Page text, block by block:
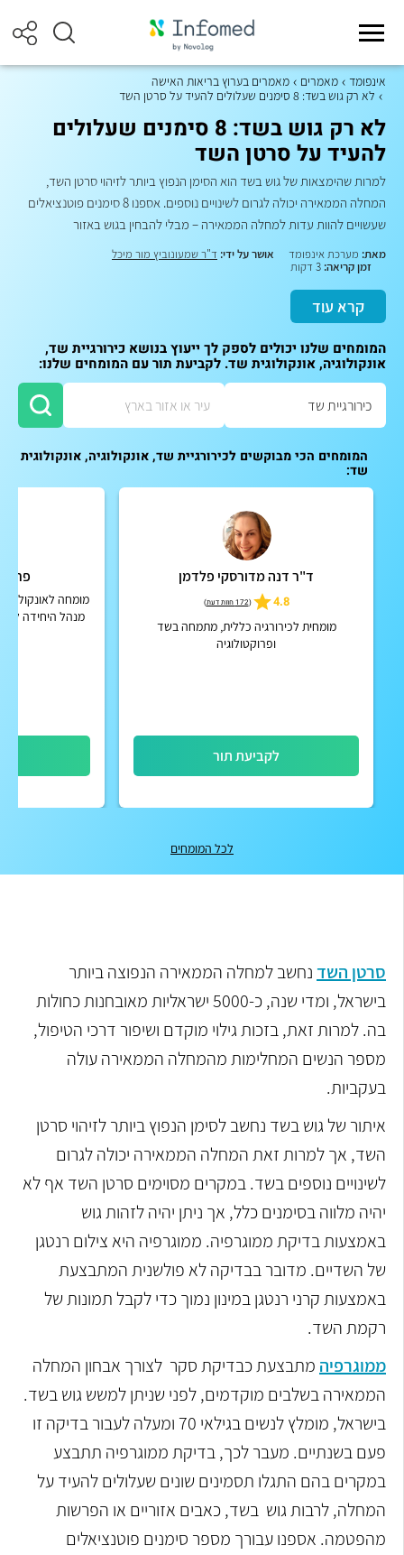
אינפומד מאמרים
מאמרים בערוץ בריאות האישה
לא רק גוש בשד: 8 סימנים שעלולים להעיד על סרטן השד
לא רק גוש בשד: 8 סימנים שעלולים
להעיד על סרטן השד
למרות שהימצאות של גוש בשד הוא הסימן הנפוץ ביותר לזיהוי סרטן השד,
המחלה הממאירה יכולה לגרום לשינויים נוספים. אספנו 8 סימנים פוטנציאלים
שעשויים להוות עדות למחלה הממאירה – מבלי להבחין בגוש באזור
מאת: מערכת אינפומד אושר על ידי: ד"ר שמעונוביץ מור מיכל
זמן קריאה:
קרא עוד
המומחים שלנו יכולים לספק לך ייעוץ בנושא כירורגיית שד,
אונקולוגיה, אונקולוגית שד. לקביעת תור עם המומחים שלנו:
המומחים הכי מבוקשים לכירורגיית שד, אונקולוגיה, אונקולוגית
שד:
ד"ר דנה מדורסקי פלדמן
4.8
(172 חוות דעת )
מומחית לכירורגיה כללית, מתמחה בשד
ופרוקטולוגיה
לקביעת תור
מומחה
מנהל היחידה
לכל המומחים
סרטן השדנחשב למחלה הממאירה הנפוצה ביותר
בישראל, ומדי שנה, כ-5000 ישראליות מאובחנות כחולות
בה. למרות זאת, בזכות גילוי מוקדם ושיפור דרכי הטיפול,
מספר הנשים המחלימות מהמחלה הממאירה עולה
בעקביות.
איתור של גוש בשד נחשב לסימן הנפוץ ביותר לזיהוי סרטן
השד, אך למרות זאת המחלה הממאירה יכולה לגרום
לשינויים נוספים בשד. במקרים מסוימים סרטן השד אף לא
יהיה מלווה בסימנים כלל, אך ניתן יהיה לזהות גוש
באמצעות בדיקת ממוגרפיה. ממוגרפיה היא צילום רנטגן
של השדיים. מדובר בבדיקה לא פולשנית המתבצעת
באמצעות קרני רנטגן במינון נמוך כדי לקבל תמונות של
רקמת השד.
ממוגרפיה מתבצעת כבדיקת סקר לצורך אבחון המחלה
הממאירה בשלבים מוקדמים, לפני שניתן למשש גוש בשד.
בישראל, מומלץ לנשים בגילאי 70 ומעלה לעבור בדיקה זו
פעם בשנתיים. מעבר לכך, בדיקת ממוגרפיה תתבצע
במקרים בהם התגלו תסמינים שונים שעלולים להעיד על
המחלה, לרבות גוש בשד, כאבים אזוריים או הפרשות
מהפטמה. אספנו עבורך מספר סימנים פוטנציאלים